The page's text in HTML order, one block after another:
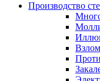
Производство